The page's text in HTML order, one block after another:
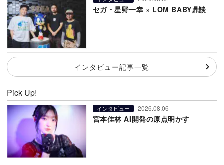
セガ・星野一幸 × LOM BABY鼎談
インタビュー記事一覧
Pick Up!
インタビュー 2026.08.06
宮本佳林 AI開発の原点明かす